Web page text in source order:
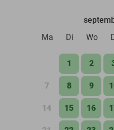
Ma
Di Wo
1 2
7 8 9
14 15 16